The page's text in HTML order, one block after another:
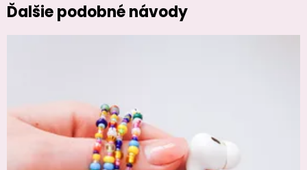
Ďalšie podobné návody